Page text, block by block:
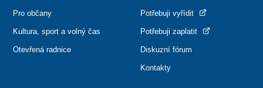
Pro občany
Kultura, sport a volný čas
Otevřená radnice
Potřebuji vyřídit
Potřebuji zaplatit
Diskuzní fórum
Kontakty